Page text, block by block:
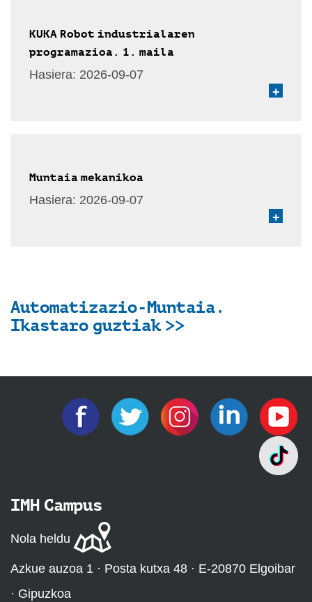
KUKA Robot industrialaren
programazioa. 1. maila
Hasiera: 2026-09-07
+
Muntaia mekanikoa
Hasiera: 2026-09-07
+
Automatizazio-Muntaia.
Ikastaro guztiak >>
IMH Campus
Nola heldu
Azkue auzoa 1 · Posta kutxa 48 · E-20870 Elgoibar
· Gipuzkoa